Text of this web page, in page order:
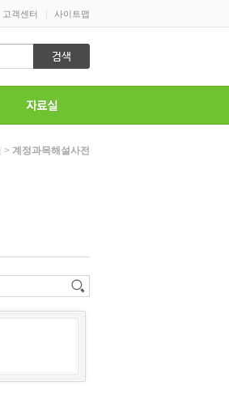
고객센터 사이트맵
> 계정과목해설사전